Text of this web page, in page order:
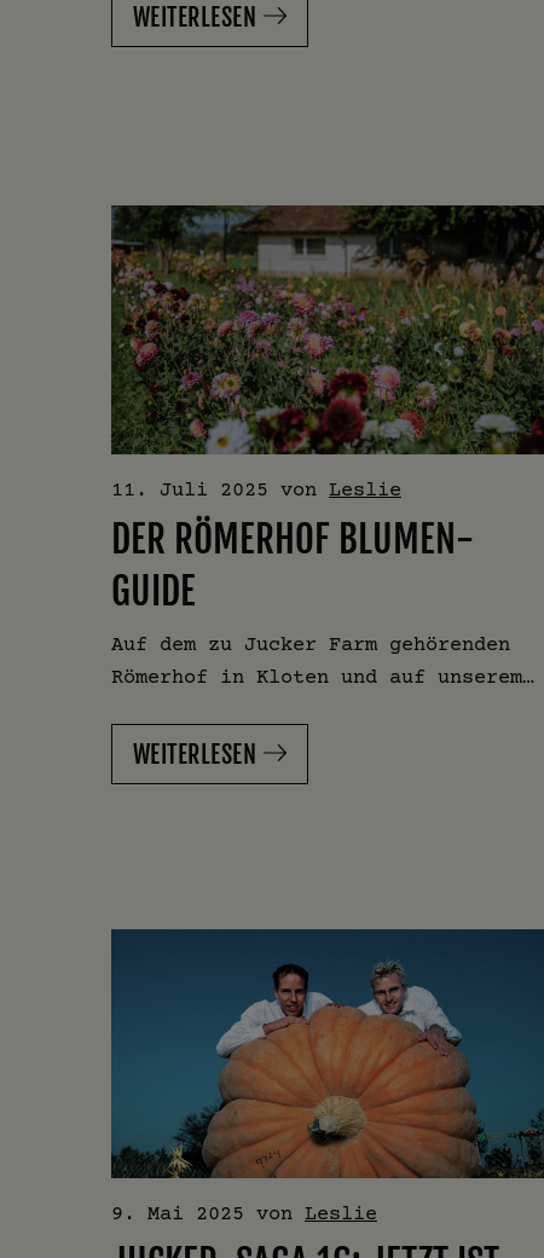
WEITERLESEN
11. Juli 2025 von Leslie
DER RÖMERHOF BLUMEN-
GUIDE
Auf dem zu Jucker Farm gehörenden
Römerhof in Kloten und auf unserem…
WEITERLESEN
9. Mai 2025 von Leslie